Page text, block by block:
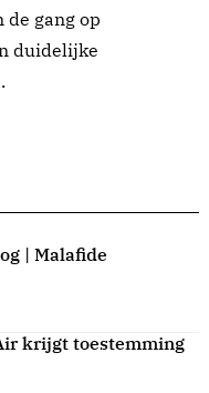
de gang op
duidelijke
| Malafide
krijgt toestemming